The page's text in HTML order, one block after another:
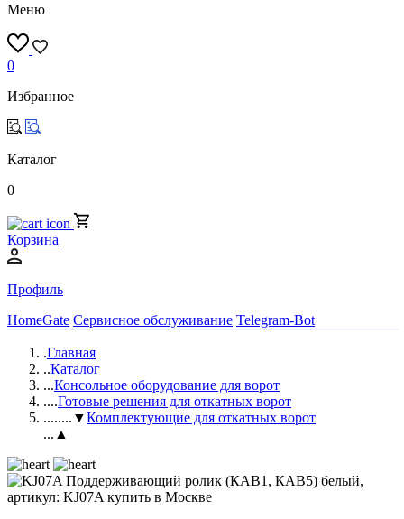
Меню
0
Избранное
Каталог
0
Корзина
Профиль
HomeGate Сервисное обслуживание Telegram-Bot
.Главная
..Каталог
...Консольное оборудование для ворот
....Готовые решения для откатных ворот
........▼Комплектующие для откатных ворот
...▲